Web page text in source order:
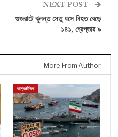
NEXT POST
গুজরাটে ঝুলন্ত সেতু ধসে নিহত বেড়ে
১৪১, গ্রেপ্তার ৯
More From Author
আন্তর্জাতিক